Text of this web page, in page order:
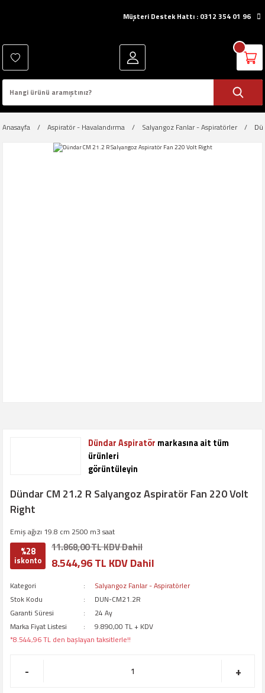
Müşteri Destek Hattı : 0312 354 01 96
Anasayfa Aspiratör - Havalandırma Salyangoz Fanlar - Aspiratörler
Dündar Aspiratör markasına ait tüm
ürünleri
görüntüleyin
Dündar CM 21.2 R Salyangoz Aspiratör Fan 220 Volt
Right
Emiş ağızı 19.8 cm 2500 m3 saat
%28
iskonto
11.868,00 TL KDV Dahil
8.544,96 TL KDV Dahil
Kategori
Salyangoz Fanlar - Aspiratörler
Stok Kodu
DUN-CM21.2R
Garanti Süresi
24 Ay
Marka Fiyat Listesi
9.890,00 TL + KDV
*8.544,96 TL den başlayan taksitlerle!!
- +